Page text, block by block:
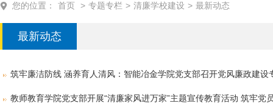
您的位置： 首页 > 专题专栏 > 清廉学校建设 > 最新动态
最新动态
筑牢廉洁防线 涵养育人清风：智能冶金学院党支部召开党风廉政建设
教师教育学院党支部开展“清廉家风进万家”主题宣传教育活动 筑牢党